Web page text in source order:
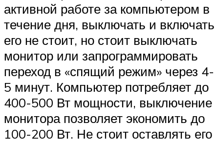
активной работе за компьютером в
течение дня, выключать и включать
его не стоит, но стоит выключать
монитор или запрограммировать
переход в «спящий режим» через 4-
5 минут. Компьютер потребляет до
400-500 Вт мощности, выключение
монитора позволяет экономить до
100-200 Вт. Не стоит оставлять его